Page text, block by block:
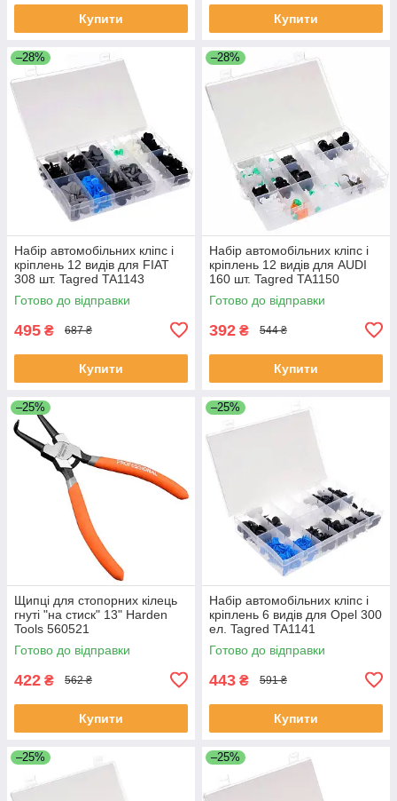
Купити Купити
–28%
Набір автомобільних кліпс і
кріплень 12 видів для FIAT
308 шт. Tagred TA1143
Готово до відправки
495 ₴ 687 ₴
Купити
–28%
Набір автомобільних кліпс і
кріплень 12 видів для AUDI
160 шт. Tagred TA1150
Готово до відправки
392 ₴ 544 ₴
Купити
–25%
Щипці для стопорних кілець
гнуті "на стиск" 13" Harden
Tools 560521
Готово до відправки
422 ₴ 562 ₴
Купити
–25%
Набір автомобільних кліпс і
кріплень 6 видів для Opel 300
ел. Tagred TA1141
Готово до відправки
443 ₴ 591 ₴
Купити
–25% –25%